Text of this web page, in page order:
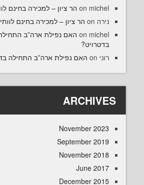
michel
הר ציון – למכירה בחינם
נירה
הר ציון – למכירה בחינם
michel
האם נפילת ארה”ב
בדטרויט?
רוני
האם נפילת ארה”ב התחילה
ARCHIVES
November 2023
September 2019
November 2018
June 2017
December 2015